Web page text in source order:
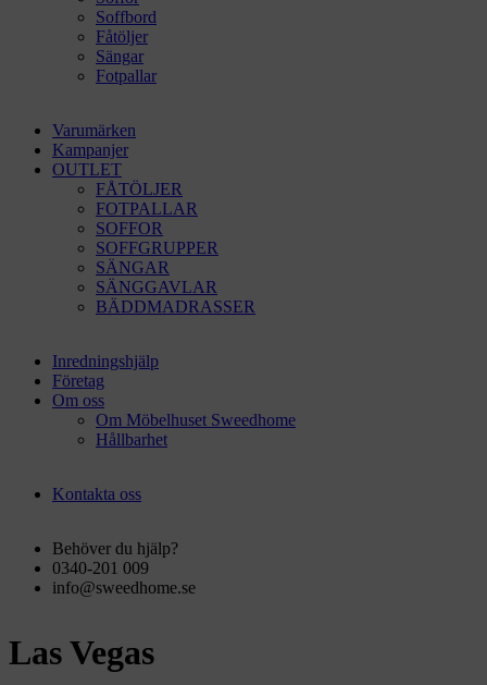
Soffbord
Fåtöljer
Sängar
Fotpallar
Varumärken
Kampanjer
OUTLET
FÅTÖLJER
FOTPALLAR
SOFFOR
SOFFGRUPPER
SÄNGAR
SÄNGGAVLAR
BÄDDMADRASSER
Inredningshjälp
Företag
Om oss
Om Möbelhuset Sweedhome
Hållbarhet
Kontakta oss
Behöver du hjälp?
0340-201 009
info@sweedhome.se
Las Vegas